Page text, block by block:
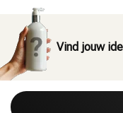
Vind jouw